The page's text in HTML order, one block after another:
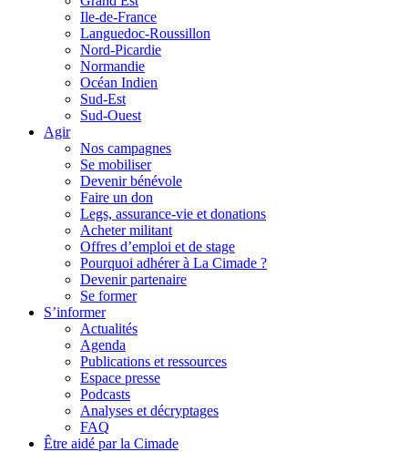
Ile-de-France
Languedoc-Roussillon
Nord-Picardie
Normandie
Océan Indien
Sud-Est
Sud-Ouest
Agir
Nos campagnes
Se mobiliser
Devenir bénévole
Faire un don
Legs, assurance-vie et donations
Acheter militant
Offres d’emploi et de stage
Pourquoi adhérer à La Cimade ?
Devenir partenaire
Se former
S’informer
Actualités
Agenda
Publications et ressources
Espace presse
Podcasts
Analyses et décryptages
FAQ
Être aidé par la Cimade